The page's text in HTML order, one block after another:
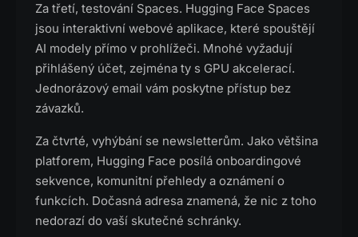
Za třetí, testování Spaces. Hugging Face Spaces
jsou interaktivní webové aplikace, které spouštějí
AI modely přímo v prohlížeči. Mnohé vyžadují
přihlášený účet, zejména ty s GPU akcelerací.
Jednorázový email vám poskytne přístup bez
závazků.
Za čtvrté, vyhýbání se newsletterům. Jako většina
platforem, Hugging Face posílá onboardingové
sekvence, komunitní přehledy a oznámení o
funkcích. Dočasná adresa znamená, že nic z toho
nedorazí do vaší skutečné schránky.